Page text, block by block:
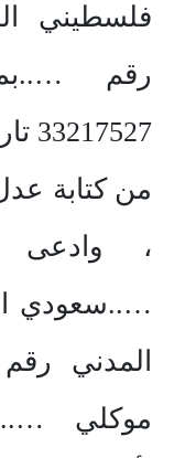
فلسطيني
رقم
من كتابة عدل
، وادعى
…..سعودي
المدني
موكلي